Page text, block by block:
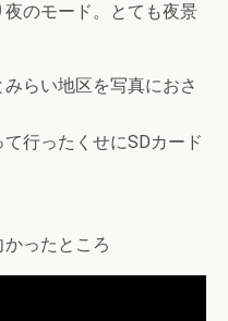
のモード。とても夜景
らい地区を写真におさ
行ったくせにSDカード
ったところ